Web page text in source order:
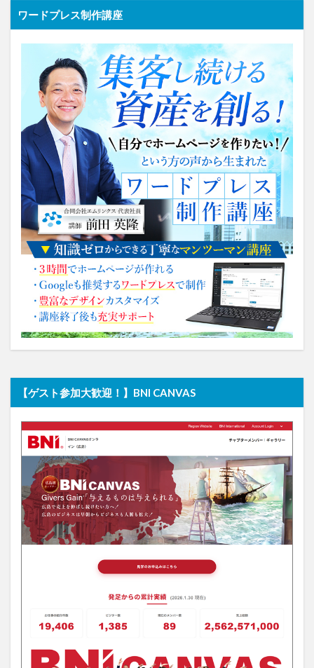
ワードプレス制作講座
【ゲスト参加大歓迎！】BNI CANVAS